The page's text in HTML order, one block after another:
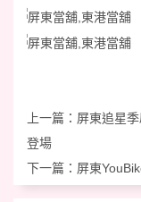
上一篇： 屏東追星
登場
下一篇： 屏東